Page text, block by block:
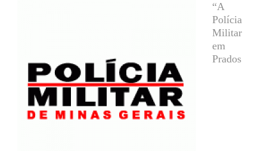
“A
Polícia
Militar
em
Prados